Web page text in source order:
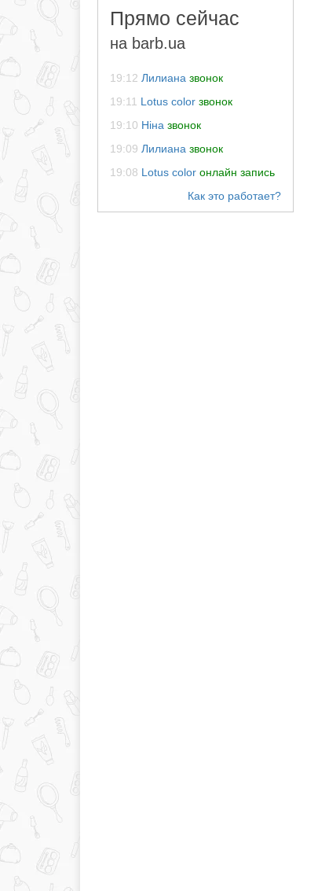
Прямо сейчас
на barb.ua
19:12 Лилиана звонок
19:11 Lotus color звонок
19:10 Ніна звонок
19:09 Лилиана звонок
19:08 Lotus color онлайн запись